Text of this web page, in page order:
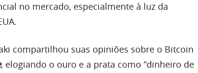
no mercado, especialmente à luz da
compartilhou suas opiniões sobre o Bitcoin
, elogiando o ouro e a prata como “dinheiro de